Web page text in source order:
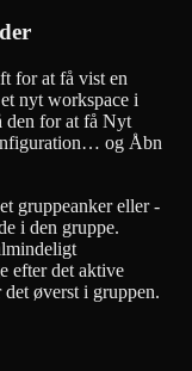
for at få vist en
nyt workspace i
den for at få Nyt
og Åbn
gruppeanker eller -
i den gruppe.
efter det aktive
øverst i gruppen.